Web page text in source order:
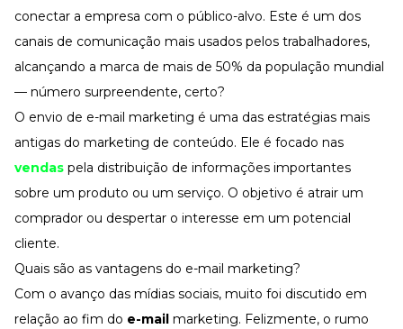
Gestão de Pessoas e Liderança
Recursos Humanos
Fortaleça a cultura organizacional
Treinamento de Produto
Desenvolva a sua equipe
Materiais Gratuitos
Materiais Gratuitos
Todos os Materiais Gratuitos
Confira nossos materiais
E-book
conectar a empresa com o público-alvo. Este é um dos
canais de comunicação mais usados pelos trabalhadores,
alcançando a marca de mais de 50% da população mundial
— número surpreendente, certo?
O envio de e-mail marketing é uma das estratégias mais
antigas do marketing de conteúdo. Ele é focado nas
vendas pela distribuição de informações importantes
sobre um produto ou um serviço. O objetivo é atrair um
comprador ou despertar o interesse em um potencial
cliente.
Quais são as vantagens do e-mail marketing?
Com o avanço das mídias sociais, muito foi discutido em
relação ao fim do e-mail marketing. Felizmente, o rumo